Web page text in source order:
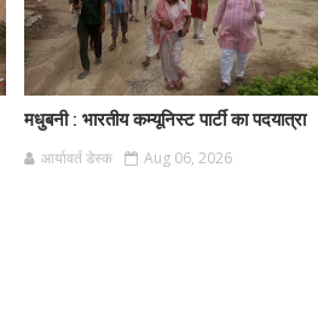
मधुबनी : भारतीय कम्यूनिस्ट पार्टी का पदयात्रा
आर्यावर्त डेस्क Aug 06, 2026